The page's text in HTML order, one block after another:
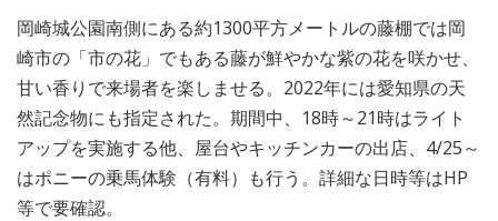
岡崎城公園南側にある約1300平方メートルの藤棚では岡
崎市の「市の花」でもある藤が鮮やかな紫の花を咲かせ、
甘い香りで来場者を楽しませる。2022年には愛知県の天
然記念物にも指定された。期間中、18時～21時はライト
アップを実施する他、屋台やキッチンカーの出店、4/25～
はポニーの乗馬体験（有料）も行う。詳細な日時等はHP
等で要確認。